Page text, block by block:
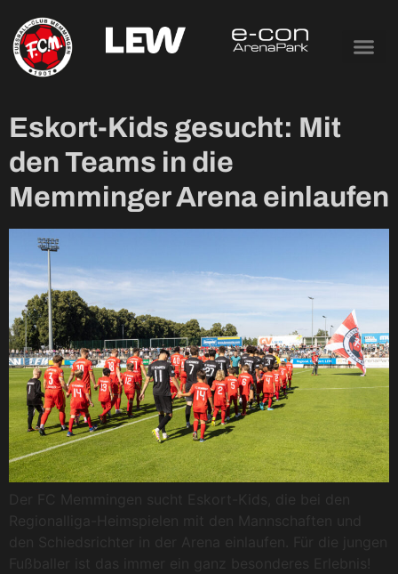
Tag:
10. September
2025
Eskort-Kids gesucht: Mit
den Teams in die
Memminger Arena einlaufen
Der FC Memmingen sucht Eskort-Kids, die bei den
Regionalliga-Heimspielen mit den Mannschaften und
den Schiedsrichter in der Arena einlaufen. Für die jungen
Fußballer ist das immer ein ganz besonderes Erlebnis!